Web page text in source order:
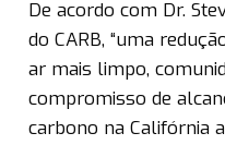
De acordo com Dr.
do CARB, “uma
ar mais limpo,
compromisso de
carbono na Califórnia